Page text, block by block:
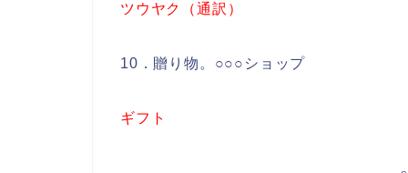
ツウヤク（通訳）
10．贈り物。○○○ショップ
ギフト